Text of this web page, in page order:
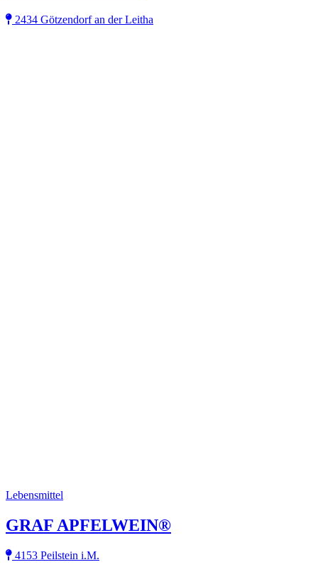
2434 Götzendorf an der Leitha
Lebensmittel
GRAF APFELWEIN®
4153 Peilstein i.M.